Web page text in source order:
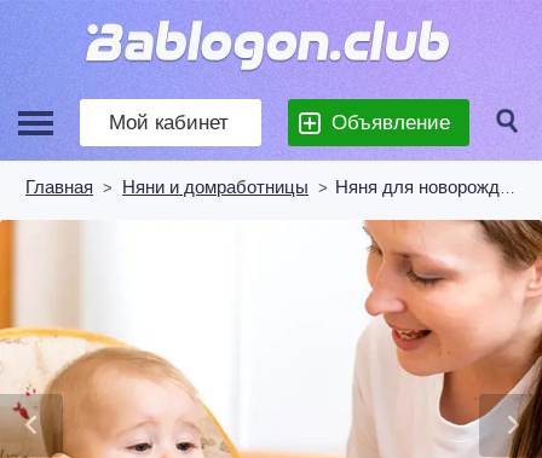
Мой кабинет Объявление
Главная > Няни и домработницы > Няня для новорожденного Сан-Франциско